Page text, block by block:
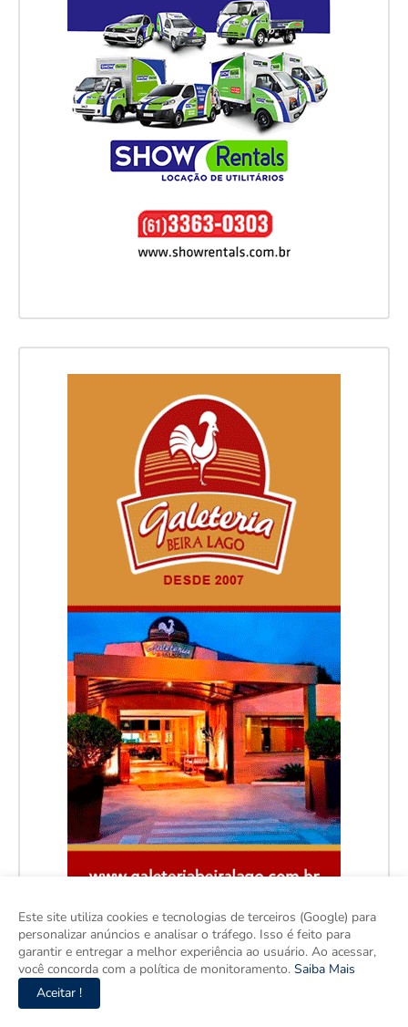
Este site utiliza cookies e tecnologias de terceiros (Google) para
personalizar anúncios e analisar o tráfego. Isso é feito para
garantir e entregar a melhor experiência ao usuário. Ao acessar,
você concorda com a política de monitoramento. Saiba Mais
Aceitar !